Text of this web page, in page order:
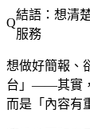
結語：想清
服務
想做好簡報、
台」——其實
而是「內容有